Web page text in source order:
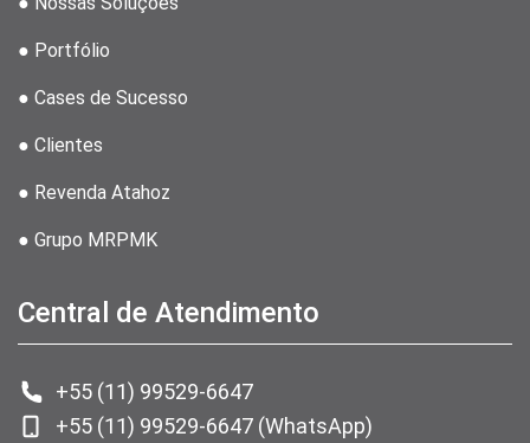
● Portfólio
● Cases de Sucesso
● Clientes
● Revenda Atahoz
● Grupo MRPMK
Central de Atendimento
+55 (11) 99529-6647
+55 (11) 99529-6647 (WhatsApp)